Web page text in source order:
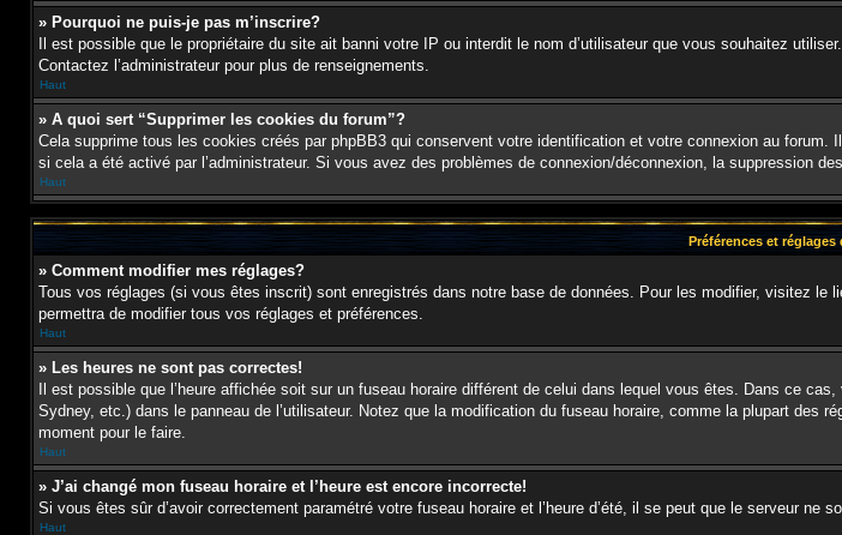
» Pourquoi ne puis-je pas m’inscrire?
Il est possible que le propriétaire du site ait banni votre IP ou interdit le nom d’utilisateur que vous souhaitez
Contactez l’administrateur pour plus de renseignements.
Haut
» A quoi sert “Supprimer les cookies du forum”?
Cela supprime tous les cookies créés par phpBB3 qui conservent votre identification et votre connexion au
si cela a été activé par l’administrateur. Si vous avez des problèmes de connexion/déconnexion, la suppression
Haut
Préférences et réglages
» Comment modifier mes réglages?
Tous vos réglages (si vous êtes inscrit) sont enregistrés dans notre base de données. Pour les modifier, visitez le
permettra de modifier tous vos réglages et préférences.
Haut
» Les heures ne sont pas correctes!
Il est possible que l’heure affichée soit sur un fuseau horaire différent de celui dans lequel vous êtes. Dans ce
Sydney, etc.) dans le panneau de l’utilisateur. Notez que la modification du fuseau horaire, comme la plupart des
moment pour le faire.
Haut
» J’ai changé mon fuseau horaire et l’heure est encore incorrecte!
Si vous êtes sûr d’avoir correctement paramétré votre fuseau horaire et l’heure d’été, il se peut que le serveur ne
Haut